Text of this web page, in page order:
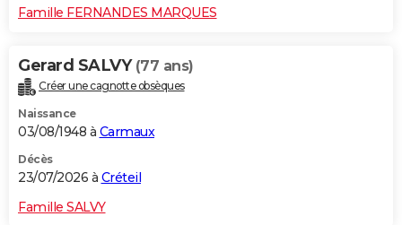
Famille FERNANDES MARQUES
Gerard SALVY (77 ans)
Créer une cagnotte obsèques
Naissance
03/08/1948 à Carmaux
Décès
23/07/2026 à Créteil
Famille SALVY